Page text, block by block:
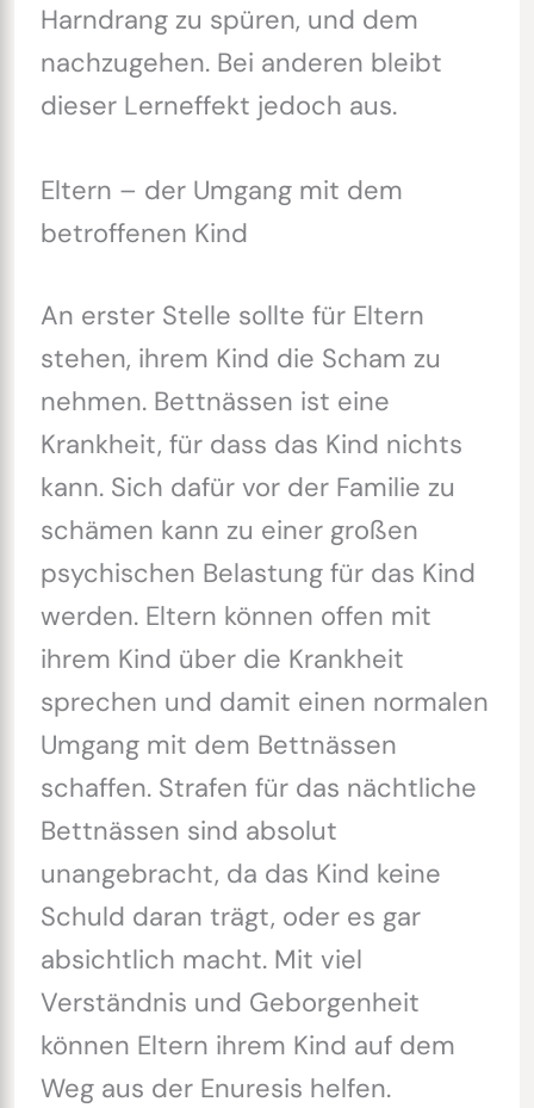
Harndrang zu spüren, und dem
nachzugehen. Bei anderen bleibt
dieser Lerneffekt jedoch aus.
Eltern – der Umgang mit dem
betroffenen Kind
An erster Stelle sollte für Eltern
stehen, ihrem Kind die Scham zu
nehmen. Bettnässen ist eine
Krankheit, für dass das Kind nichts
kann. Sich dafür vor der Familie zu
schämen kann zu einer großen
psychischen Belastung für das Kind
werden. Eltern können offen mit
ihrem Kind über die Krankheit
sprechen und damit einen normalen
Umgang mit dem Bettnässen
schaffen. Strafen für das nächtliche
Bettnässen sind absolut
unangebracht, da das Kind keine
Schuld daran trägt, oder es gar
absichtlich macht. Mit viel
Verständnis und Geborgenheit
können Eltern ihrem Kind auf dem
Weg aus der Enuresis helfen.